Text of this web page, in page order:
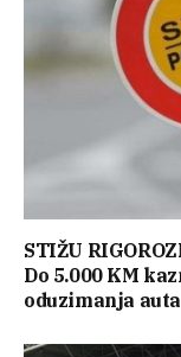
STIŽU
Do 5.000 KM
oduzimanja auta